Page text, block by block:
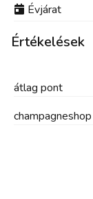
Évjárat
Értékelések
átlag pont
champagneshop